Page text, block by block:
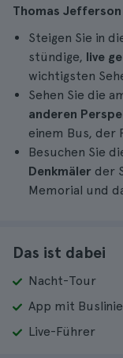
Thomas
Steigen Sie in
stündige, live
wichtigsten
Sehen Sie die
anderen
einem Bus, der
Besuchen Sie
Denkmäler der
Memorial und
Das ist dabei
Nacht-Tour
App mit
Live-Führer